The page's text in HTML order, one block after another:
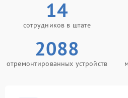
14
сотрудников в штате
2088
отремонтированных устройств